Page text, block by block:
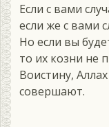
Если с вами
если же с вами
Но если вы
то их козни не
Воистину,
совершают.